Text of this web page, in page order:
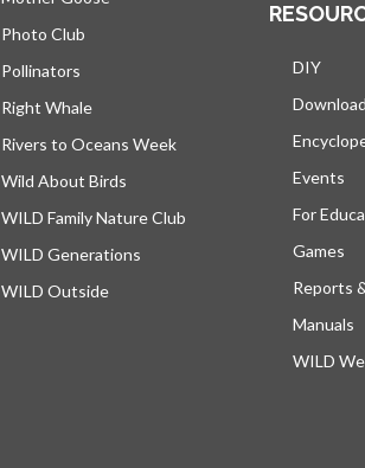
Photo Club
Pollinators
Right Whale
Rivers to Oceans Week
Wild About Birds
WILD Family Nature Club
WILD Generations
WILD Outside
DIY
Events
For
Games
Reports
Manuals
WILD